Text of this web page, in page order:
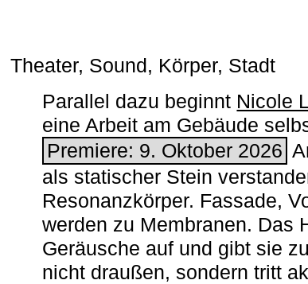
Theater, Sound, Körper, Stadt
Parallel dazu beginnt Nicole
eine Arbeit am Gebäude
Premiere: 9. Oktober 2026
als statischer Stein
Resonanzkörper. Fassade,
werden zu Membranen. Das
Geräusche auf und gibt sie
nicht draußen, sondern tritt